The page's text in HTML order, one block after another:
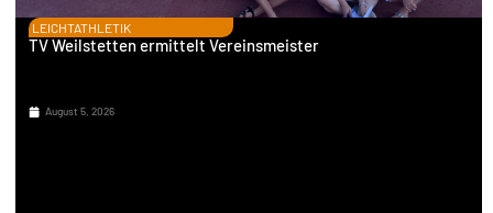
LEICHTATHLETIK
TV Weilstetten ermittelt Vereinsmeister
August 5, 2026